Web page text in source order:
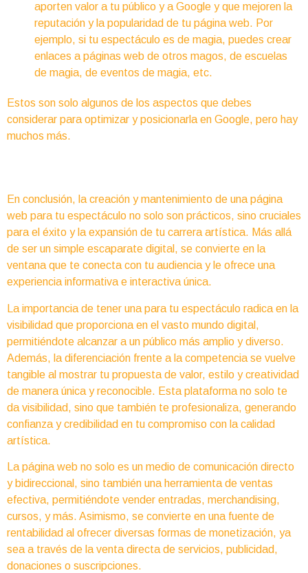
aporten valor a tu público y a Google y que mejoren la
reputación y la popularidad de tu página web. Por
ejemplo, si tu espectáculo es de magia, puedes crear
enlaces a páginas web de otros magos, de escuelas
de magia, de eventos de magia, etc.
Estos son solo algunos de los aspectos que debes
considerar para optimizar y posicionarla en Google, pero hay
muchos más.
En conclusión, la creación y mantenimiento de una página
web para tu espectáculo no solo son prácticos, sino cruciales
para el éxito y la expansión de tu carrera artística. Más allá
de ser un simple escaparate digital, se convierte en la
ventana que te conecta con tu audiencia y le ofrece una
experiencia informativa e interactiva única.
La importancia de tener una para tu espectáculo radica en la
visibilidad que proporciona en el vasto mundo digital,
permitiéndote alcanzar a un público más amplio y diverso.
Además, la diferenciación frente a la competencia se vuelve
tangible al mostrar tu propuesta de valor, estilo y creatividad
de manera única y reconocible. Esta plataforma no solo te
da visibilidad, sino que también te profesionaliza, generando
confianza y credibilidad en tu compromiso con la calidad
artística.
La página web no solo es un medio de comunicación directo
y bidireccional, sino también una herramienta de ventas
efectiva, permitiéndote vender entradas, merchandising,
cursos, y más. Asimismo, se convierte en una fuente de
rentabilidad al ofrecer diversas formas de monetización, ya
sea a través de la venta directa de servicios, publicidad,
donaciones o suscripciones.